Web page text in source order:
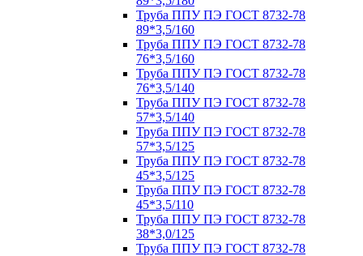
Труба ППУ ПЭ ГОСТ 8732-78
89*3,5/160
Труба ППУ ПЭ ГОСТ 8732-78
76*3,5/160
Труба ППУ ПЭ ГОСТ 8732-78
76*3,5/140
Труба ППУ ПЭ ГОСТ 8732-78
57*3,5/140
Труба ППУ ПЭ ГОСТ 8732-78
57*3,5/125
Труба ППУ ПЭ ГОСТ 8732-78
45*3,5/125
Труба ППУ ПЭ ГОСТ 8732-78
45*3,5/110
Труба ППУ ПЭ ГОСТ 8732-78
38*3,0/125
Труба ППУ ПЭ ГОСТ 8732-78